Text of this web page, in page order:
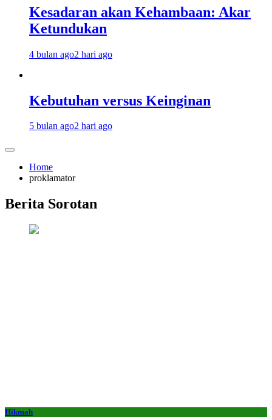
Kesadaran akan Kehambaan: Akar
Ketundukan
4 bulan ago2 hari ago
Kebutuhan versus Keinginan
5 bulan ago2 hari ago
Home
proklamator
Berita Sorotan
Hikmah